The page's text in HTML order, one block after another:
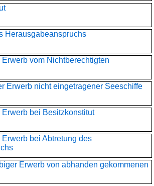
Herausgabeanspruchs
vom Nichtberechtigten
Erwerb nicht eingetragener Seeschiffe
bei Besitzkonstitut
bei Abtretung des
Erwerb von abhanden gekommenen